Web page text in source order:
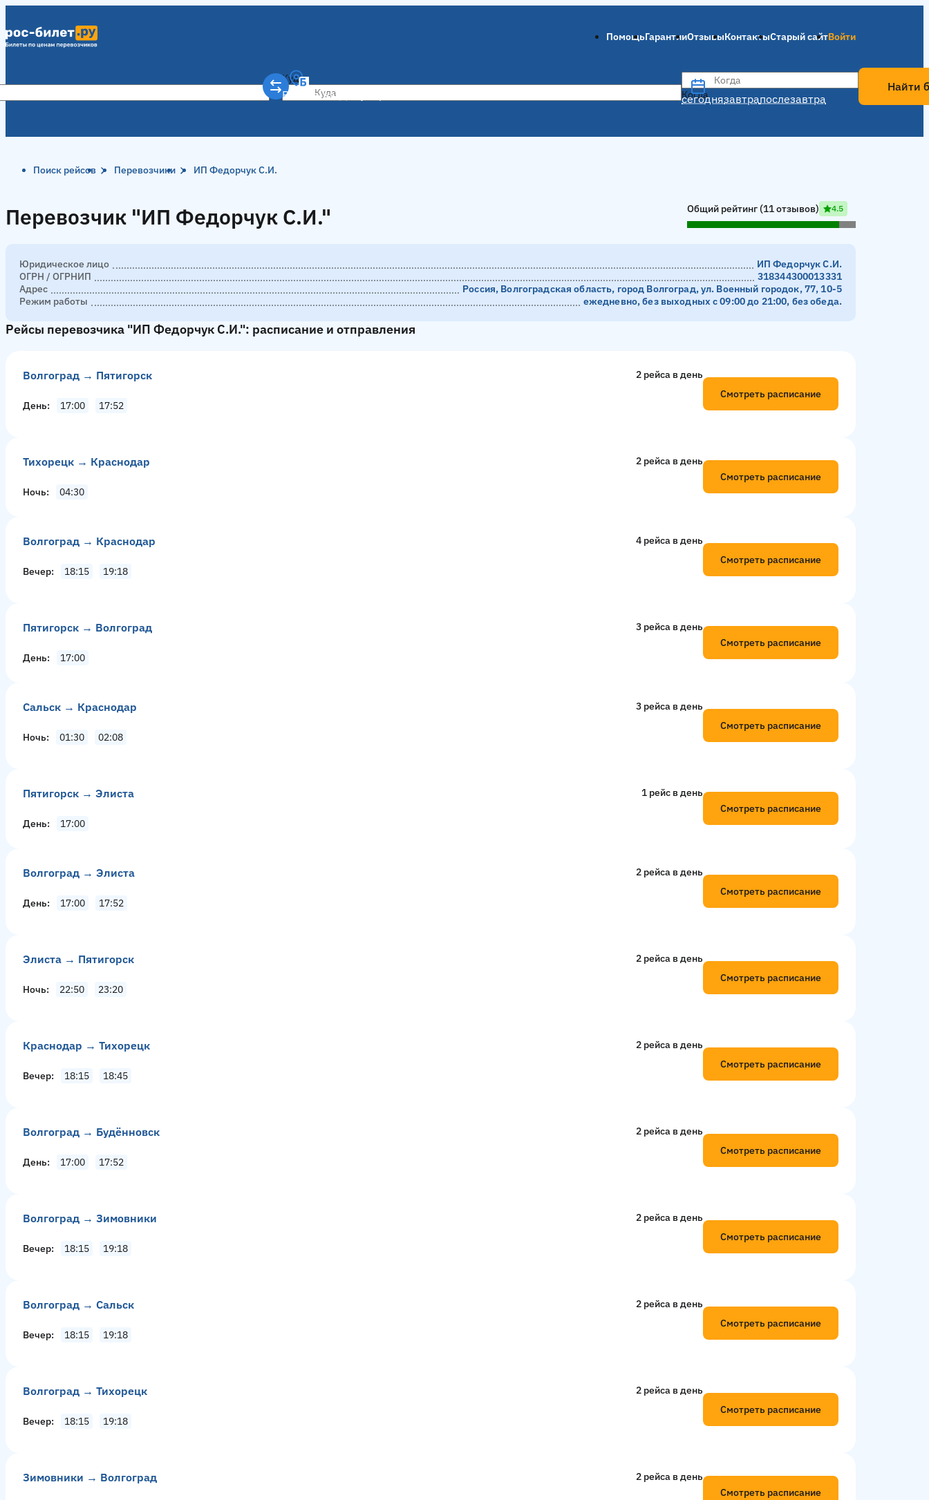
ПомощьГарантииОтзывыКонтактыСтарый сайтВойти
Куда
Ростов-на-Дону
Когда
сегоднязавтрапослезавтра
Когда
Найти
Поиск рейсов Перевозчики ИП Федорчук С.И.
Перевозчик "ИП Федорчук С.И."
Перевозчик "ИП Федорчук С.И."
Общий рейтинг (11 отзывов) 4.5
Юридическое лицо
ИП Федорчук С.И.
ОГРН / ОГРНИП
318344300013331
Адрес
Россия, Волгоградская область, город Волгоград, ул. Военный городок, 77, 10-5
Режим работы
ежедневно, без выходных с 09:00 до 21:00, без обеда.
Рейсы перевозчика "ИП Федорчук С.И.": расписание и отправления
Волгоград → Пятигорск 2 рейсa в день
День 17:00 17:52
Смотреть расписание
Тихорецк → Краснодар 2 рейсa в день
Ночь 04:30
Смотреть расписание
Волгоград → Краснодар 4 рейсa в день
Вечер 18:15 19:18
Смотреть расписание
Пятигорск → Волгоград 3 рейсa в день
День 17:00
Смотреть расписание
Сальск → Краснодар 3 рейсa в день
Ночь 01:30 02:08
Смотреть расписание
Пятигорск → Элиста 1 рейс в день
День 17:00
Смотреть расписание
Волгоград → Элиста 2 рейсa в день
День 17:00 17:52
Смотреть расписание
Элиста → Пятигорск 2 рейсa в день
Ночь 22:50 23:20
Смотреть расписание
Краснодар → Тихорецк 2 рейсa в день
Вечер 18:15 18:45
Смотреть расписание
Волгоград → Будённовск 2 рейсa в день
День 17:00 17:52
Смотреть расписание
Волгоград → Зимовники 2 рейсa в день
Вечер 18:15 19:18
Смотреть расписание
Волгоград → Сальск 2 рейсa в день
Вечер 18:15 19:18
Смотреть расписание
Волгоград → Тихорецк 2 рейсa в день
Вечер 18:15 19:18
Смотреть расписание
Зимовники → Волгоград 2 рейсa в день
Смотреть расписание